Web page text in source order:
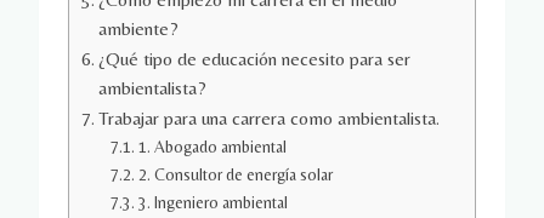
ambiente?
¿Qué tipo de educación necesito para ser
ambientalista?
Trabajar para una carrera como ambientalista.
1. Abogado ambiental
2. Consultor de energía solar
3. Ingeniero ambiental